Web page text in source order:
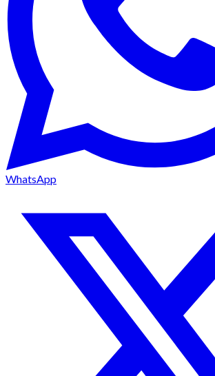
WhatsApp